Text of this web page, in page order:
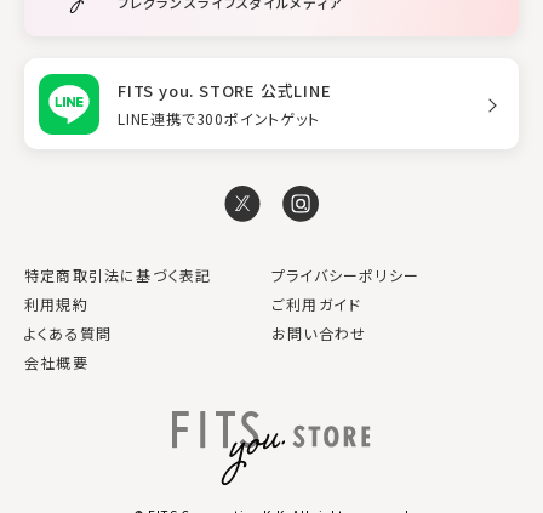
FITS you. STORE 公式LINE
LINE連携で300ポイントゲット
特定商取引法に基づく表記
プライバシーポリシー
利用規約
ご利用ガイド
よくある質問
お問い合わせ
会社概要